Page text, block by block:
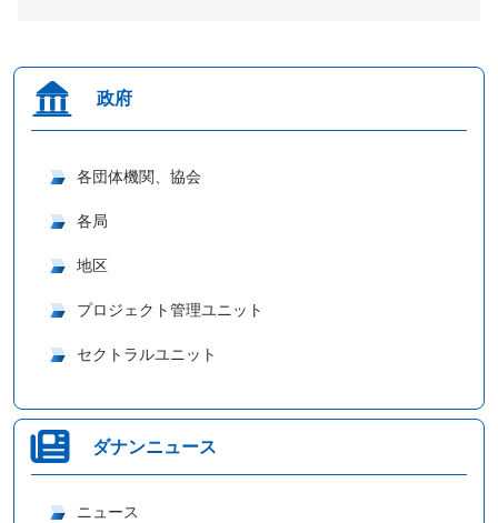
政府
各団体機関、協会
各局
地区
プロジェクト管理ユニット
セクトラルユニット
ダナンニュース
ニュース